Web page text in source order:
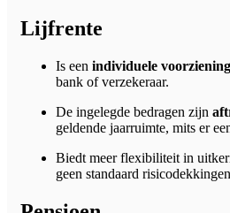
Lijfrente
Is een individuele voorziening
bank of verzekeraar.
De ingelegde bedragen zijn
geldende jaarruimte, mits er
Biedt meer flexibiliteit in
geen standaard